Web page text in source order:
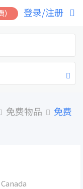
登录/注册
免费物品
免费
Canada